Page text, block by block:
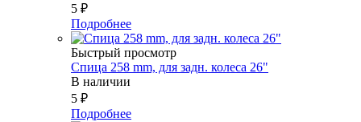
5 ₽
Подробнее
Быстрый просмотр
Спица 258 mm, для задн. колеса 26"
В наличии
5 ₽
Подробнее